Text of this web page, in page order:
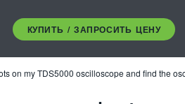
КУПИТЬ / ЗАПРОСИТЬ ЦЕНУ
on my TDS5000 oscilloscope and find the